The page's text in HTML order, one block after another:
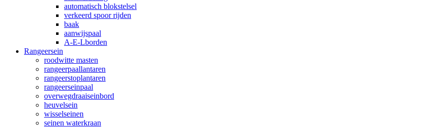
automatisch blokstelsel
verkeerd spoor rijden
baak
aanwijspaal
A-E-Lborden
Rangeersein
roodwitte masten
rangeerpaallantaren
rangeerstoplantaren
rangeerseinpaal
overwegdraaiseinbord
heuvelsein
wisselseinen
seinen waterkraan